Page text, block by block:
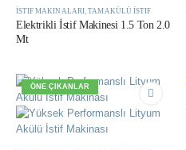
İSTIF MAKINALARI, TAM AKÜLÜ İSTIF
Elektrikli İstif Makinesi 1.5 Ton 2.0
Mt
ÖNE ÇIKANLAR